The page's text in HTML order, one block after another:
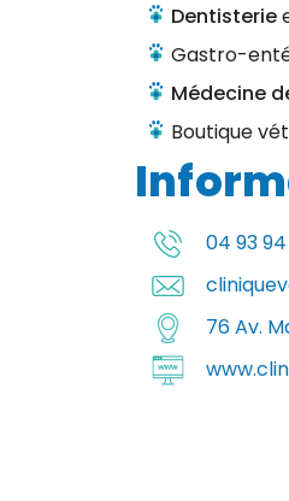
Dentisterie
Gastro-
Médecine
Boutique
04 93 94
76 Av.